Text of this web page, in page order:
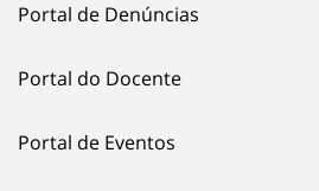
Portal de Denúncias
Portal do Docente
Portal de Eventos